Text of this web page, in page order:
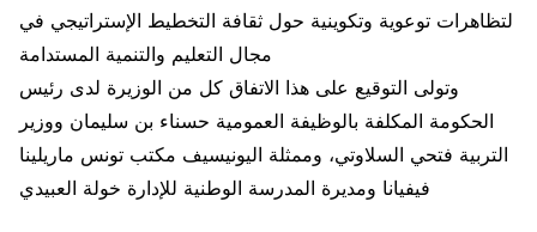
لتظاهرات توعوية وتكوينية حول ثقافة التخطيط الإستراتيجي في
مجال التعليم والتنمية المستدامة
وتولى التوقيع على هذا الاتفاق كل من الوزيرة لدى رئيس
الحكومة المكلفة بالوظيفة العمومية حسناء بن سليمان ووزير
التربية فتحي السلاوتي، وممثلة اليونيسيف مكتب تونس ماريلينا
فيفيانا ومديرة المدرسة الوطنية للإدارة خولة العبيدي